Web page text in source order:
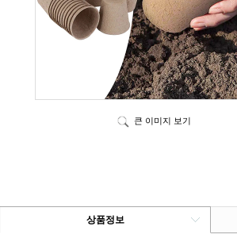
큰 이미지 보기
상품정보